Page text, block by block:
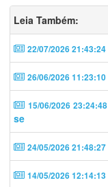
Leia Também:
22/07/2026 21:43:24
26/06/2026 11:23:10
15/06/2026 23:24:48
se
24/05/2026 21:48:27
14/05/2026 12:14:13